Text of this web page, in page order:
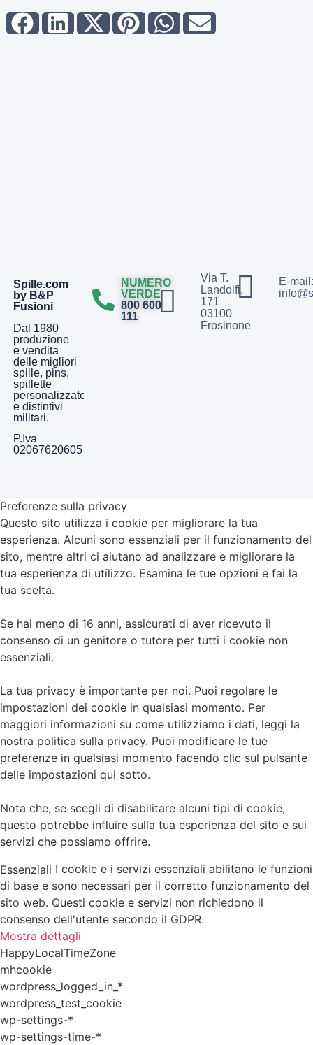
Spille.com
by B&P
Fusioni
Dal 1980
produzione
e vendita
delle migliori
spille, pins,
spillette
personalizzate
e distintivi
militari.
P.Iva
02067620605
NUMERO
VERDE
800 600
111
Via T.
Landolfi,
171
03100
Frosinone
E-mail:
Preferenze sulla privacy
Questo sito utilizza i cookie per migliorare la tua
esperienza. Alcuni sono essenziali per il funzionamento del
sito, mentre altri ci aiutano ad analizzare e migliorare la
tua esperienza di utilizzo. Esamina le tue opzioni e fai la
tua scelta.
Se hai meno di 16 anni, assicurati di aver ricevuto il
consenso di un genitore o tutore per tutti i cookie non
essenziali.
La tua privacy è importante per noi. Puoi regolare le
impostazioni dei cookie in qualsiasi momento. Per
maggiori informazioni su come utilizziamo i dati, leggi la
nostra politica sulla privacy. Puoi modificare le tue
preferenze in qualsiasi momento facendo clic sul pulsante
delle impostazioni qui sotto.
Nota che, se scegli di disabilitare alcuni tipi di cookie,
questo potrebbe influire sulla tua esperienza del sito e sui
servizi che possiamo offrire.
Essenziali I cookie e i servizi essenziali abilitano le funzioni
di base e sono necessari per il corretto funzionamento del
sito web. Questi cookie e servizi non richiedono il
consenso dell'utente secondo il GDPR.
Mostra dettagli
HappyLocalTimeZone
mhcookie
wordpress_logged_in_*
wordpress_test_cookie
wp-settings-*
wp-settings-time-*